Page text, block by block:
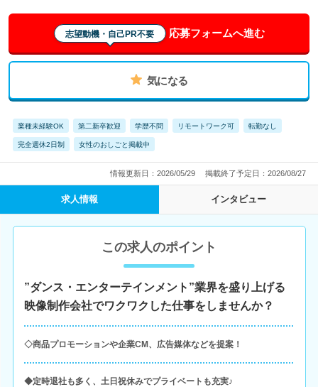
志望動機・自己PR不要 応募フォームへ進む
気になる
業種未経験OK 第二新卒歓迎 学歴不問 リモートワーク可 転勤なし
完全週休2日制 女性のおしごと掲載中
情報更新日：2026/05/29 掲載終了予定日：2026/08/27
求人情報 インタビュー
この求人のポイント
”ダンス・エンターテインメント”業界を盛り上げる
映像制作会社でワクワクした仕事をしませんか？
◇商品プロモーションや企業CM、広告媒体などを提案！
◆定時退社も多く、土日祝休みでプライベートも充実♪